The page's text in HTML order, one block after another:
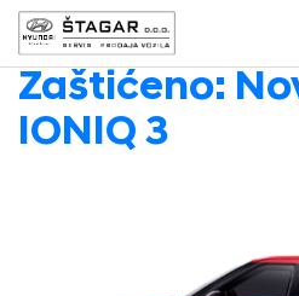
Zaštićeno:
IONIQ 3